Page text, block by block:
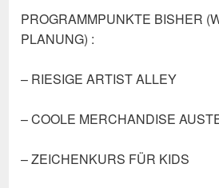
PROGRAMMPUNKTE BISHER
PLANUNG) :
– RIESIGE ARTIST ALLEY
– COOLE MERCHANDISE
– ZEICHENKURS FÜR KIDS